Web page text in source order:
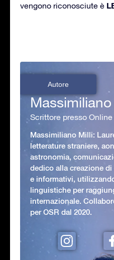
vengono riconosciute è
Autore
Scrittore presso
Massimiliano Milli:
letterature straniere,
astronomia,
dedico alla creazione
e informativi,
linguistiche per
internazionale.
per OSR dal 2020.